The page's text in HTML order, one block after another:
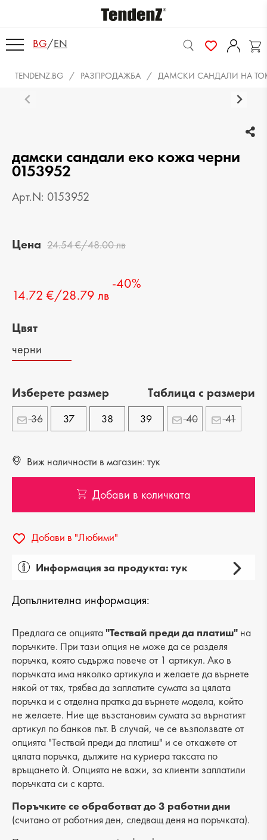
BG/EN
TENDENZ.BG РАЗПРОДАЖБА ДАМСКИ САНДАЛИ НА
дамски сандали еко кожа черни
0153952
Арт.N: 0153952
Цена 24.54 €/48.00 лв
14.72 €/28.79 лв
-40%
Цвят
черни
Изберете размер Tаблица с размери
36 37 38 39 40 41
Виж наличности в магазин: тук
Добави в количката
Добави в "Любими"
Информация за продукта: тук
Вид на продукта: елегантни
Категория: сандали
Лицев материал: еко кожа
Хастар: еко кожа
Ходило/Подметка: ток
Вид стелка: еко кожа
Височина на тока: 6 cm
Допълнителна информация:
Предлага се опцията"Тествай преди да платиш" на
поръчките. При тази опция не може да се разделя
поръчка, която съдържа повече от 1 артикул. Ако в
поръчката има няколко артикула и желаете да върнете
някой от тях, трябва да заплатите сумата за цялата
поръчка и с отделна пратка да върнете модела, който
не желаете. Ние ще възстановим сумата за върнатият
артикул по банков път. В случай, че се възползвате от
опцията "Тествай преди да платиш" и се откажете от
цялата поръчка, дължите на куриера таксата по
връщането ѝ. Опцията не важи, за клиенти заплатили
поръчката си с карта.
Поръчките се обработват до 3 работни дни
(считано от работния ден, следващ деня на поръчката).